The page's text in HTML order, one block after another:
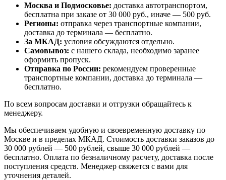
Москва и Подмосковье: доставка автотранспортом,
бесплатна при заказе от 30 000 руб., иначе — 500 руб.
Регионы: отправка через транспортные компании,
доставка до терминала — бесплатно.
За МКАД: условия обсуждаются отдельно.
Самовывоз: с нашего склада, необходимо заранее
оформить пропуск.
Отправка по России: рекомендуем проверенные
транспортные компании, доставка до терминала —
бесплатно.
По всем вопросам доставки и отгрузки обращайтесь к
менеджеру.
Мы обеспечиваем удобную и своевременную доставку по
Москве и в пределах МКАД. Стоимость доставки заказов до
30 000 рублей — 500 рублей, свыше 30 000 рублей —
бесплатно. Оплата по безналичному расчету, доставка после
поступления средств. Менеджер свяжется с вами для
уточнения деталей.